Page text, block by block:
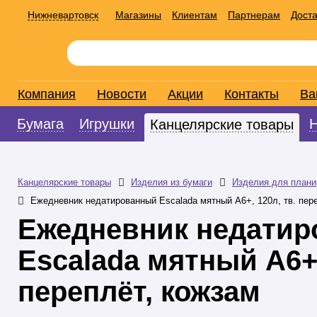
Нижневартовск Магазины Клиентам Партнерам
Компания Новости Акции Контакты
Бумага Игрушки Канцелярские товары
Канцелярские товары Изделия из бумаги
Изделия для
Ежедневник недатированный Escalada мятный А6+, 120л, тв.
Ежедневник
Escalada мятный
переплёт, кожзам